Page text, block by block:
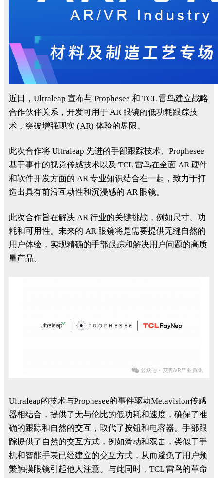
近日，Ultraleap 宣布与 Prophesee 和 TCL 雷鸟建立战略
合作伙伴关系，开发可用于 AR 眼镜的低功耗跟踪技
术，突破增强现实 (AR) 体验的界限。
此次合作将 Ultraleap 先进的手部跟踪技术、Prophesee
基于事件的视觉传感技术以及 TCL 雷鸟在全面 AR 硬件
和软件开发方面的 AR 专业知识结合在一起，致力于打
造出具有前沿互动性和沉浸感的 AR 眼镜。
此次合作旨在解决 AR 行业的关键挑战，例如尺寸、功
耗和可用性。未来的 AR 眼镜将是需要提供无缝自然的
用户体验，实现精确的手部跟踪和解决用户问题的高质
量产品。
Ultraleap的技术与Prophesee的事件驱动Metavision传感
器相结合，提供了无与伦比的低功耗和速度，确保了准
确的跟踪和自然的交互，取代了按钮和电容器。手部跟
踪提供了自然的交互方式，例如滑动和双击，类似于手
机和智能手表已经建立的交互方式，从而避免了用户频
繁触摸眼镜引起他人注意。与此同时，TCL 雷鸟的革命